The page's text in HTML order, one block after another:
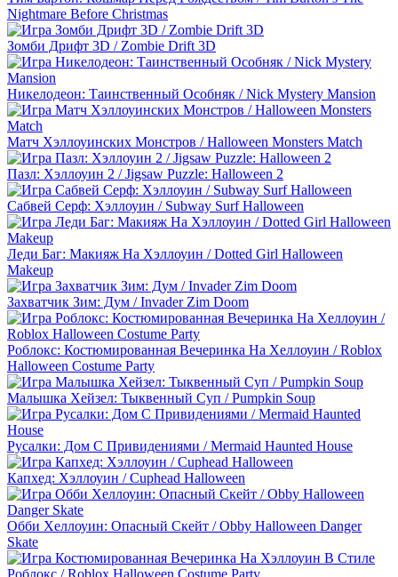
Nightmare Before Christmas
Зомби Дрифт 3D / Zombie Drift 3D
Никелодеон: Таинственный Особняк / Nick Mystery Mansion
Матч Хэллоуинских Монстров / Halloween Monsters Match
Пазл: Хэллоуин 2 / Jigsaw Puzzle: Halloween 2
Сабвей Серф: Хэллоуин / Subway Surf Halloween
Леди Баг: Макияж На Хэллоуин / Dotted Girl Halloween
Makeup
Захватчик Зим: Дум / Invader Zim Doom
Роблокс: Костюмированная Вечеринка На Хеллоуин / Roblox
Halloween Costume Party
Малышка Хейзел: Тыквенный Суп / Pumpkin Soup
Русалки: Дом С Привидениями / Mermaid Haunted House
Капхед: Хэллоуин / Cuphead Halloween
Обби Хеллоуин: Опасный Скейт / Obby Halloween Danger
Skate